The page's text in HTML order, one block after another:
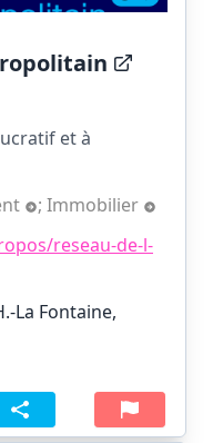
et à
; Immobilier
reseau-de-l-
La Fontaine,